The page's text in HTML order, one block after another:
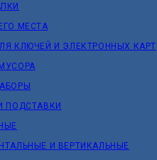
МЕСТА
КЛЮЧЕЙ И ЭЛЕКТРОННЫХ КАРТ
ПОДСТАВКИ
И ВЕРТИКАЛЬНЫЕ